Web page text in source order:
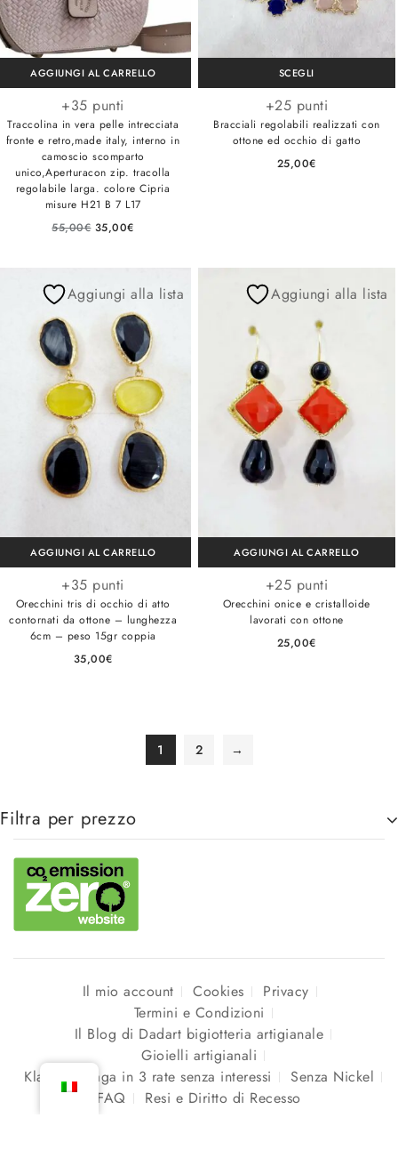
AGGIUNGI AL CARRELLO
+35 punti
Traccolina in vera pelle intrecciata
fronte e retro,made italy, interno in
camoscio scomparto
unico,Aperturacon zip. tracolla
regolabile larga. colore Cipria
misure H21 B 7 L17
55,00€ 35,00€
SCEGLI
+25 punti
Bracciali regolabili realizzati con
ottone ed occhio di gatto
25,00€
AGGIUNGI AL CARRELLO
Aggiungi alla lista
+35 punti
Orecchini tris di occhio di atto
contornati da ottone – lunghezza
6cm – peso 15gr coppia
35,00€
AGGIUNGI AL CARRELLO
Aggiungi alla lista
+25 punti
Orecchini onice e cristalloide
lavorati con ottone
25,00€
1 2 →
Filtra per prezzo
Il mio account Cookies
Privacy
Termini e Condizioni
Il Blog di Dadart bigiotteria artigianale
Gioielli artigianali
Klarna – Paga in 3 rate senza interessi
Senza Nickel
FAQ
Resi e Diritto di Recesso